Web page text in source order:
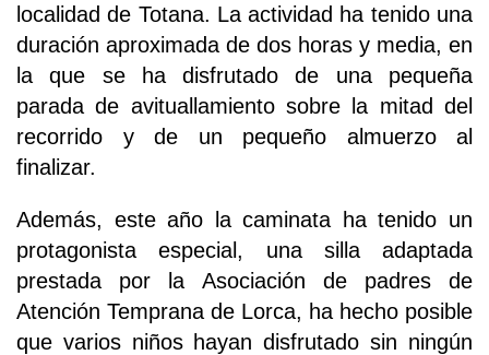
localidad de Totana. La actividad ha tenido una
duración aproximada de dos horas y media, en
la que se ha disfrutado de una pequeña
parada de avituallamiento sobre la mitad del
recorrido y de un pequeño almuerzo al
finalizar.
Además, este año la caminata ha tenido un
protagonista especial, una silla adaptada
prestada por la Asociación de padres de
Atención Temprana de Lorca, ha hecho posible
que varios niños hayan disfrutado sin ningún